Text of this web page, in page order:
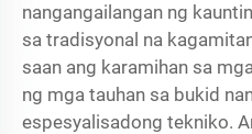
nangangailangan ng
sa tradisyonal na
saan ang karamihan sa
ng mga tauhan sa bukid
espesyalisadong tekniko.